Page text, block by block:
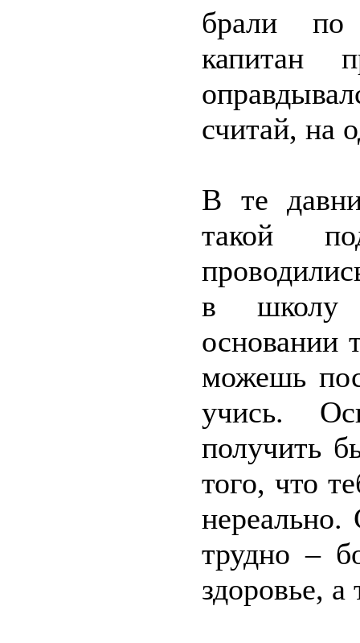
брали по
капитан
считай, на
В те
такой
в школу
основании
можешь
учись.
получить
того, что
нереально.
трудно –
здоровье, а